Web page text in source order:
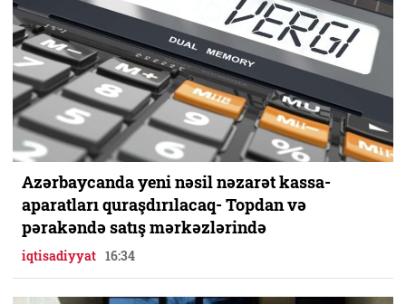
Azərbaycanda yeni nəsil nəzarət kassa-
aparatları quraşdırılacaq- Topdan və
pərakəndə satış mərkəzlərində
iqtisadiyyat 16:34